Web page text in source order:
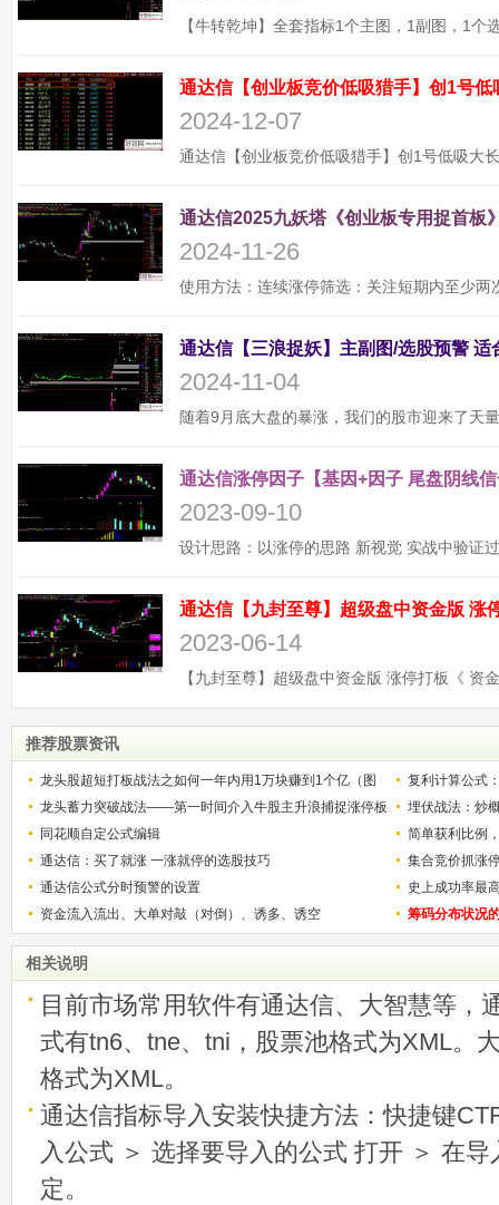
通达信【创业板竞价低吸猎手】创1号
2024-12-07
通达信2025九妖塔《创业板专用捉首板
2024-11-26
2024-11-04
通达信涨停因子【基因+因子 尾盘阴线
2023-09-10
2023-06-14
推荐股票资讯
龙头股超短打板战法之如何一年内用1万块赚到1个亿（图
解）
复利计算公式
少？
龙头蓄力突破战法——第一时间介入牛股主升浪捕捉涨停板
的技巧（图解）
埋伏战法：炒
同花顺自定公式编辑
简单获利比例
用
通达信：买了就涨 一涨就停的选股技巧
集合竞价抓涨
通达信公式分时预警的设置
史上成功率最
称选股法宝！
资金流入流出、大单对敲（对倒）、诱多、诱空 筹码分布状况
相关说明
目前市场常用软件有通达信、大智慧等，
式有tn6、tne、tni，股票池格式为XML。
格式为XML。
通达信指标导入安装快捷方法：快捷键
入公式 ＞ 选择要导入的公式 打开 ＞ 在
定。